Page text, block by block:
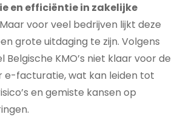
en efficiëntie in zakelijke
voor veel bedrijven lijkt deze
grote uitdaging te zijn. Volgens
Belgische KMO’s niet klaar voor de
e-facturatie, wat kan leiden tot
en gemiste kansen op